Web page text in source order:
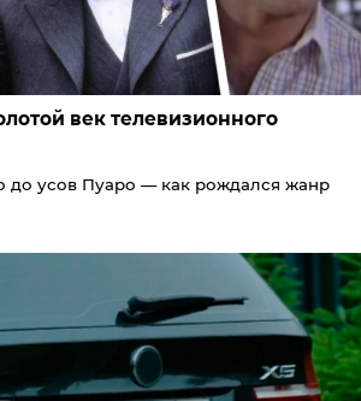
век телевизионного
усов Пуаро — как рождался жанр